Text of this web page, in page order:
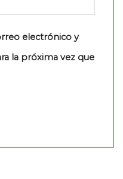
electrónico y
la próxima vez que